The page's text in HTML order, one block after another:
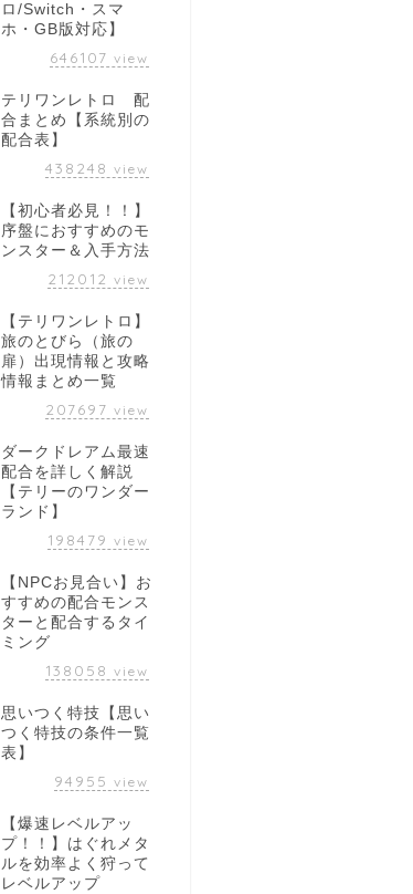
チャート【テリーのワン
ダーランドレトロ】
ロ/Switch・スマ
ホ・GB版対応】
646107 view
テリワンレトロ 配
合まとめ【系統別の
配合表】
438248 view
【初心者必見！！】
序盤におすすめのモ
ンスター＆入手方法
212012 view
【テリワンレトロ】
旅のとびら（旅の
扉）出現情報と攻略
情報まとめ一覧
207697 view
ダークドレアム最速
配合を詳しく解説
【テリーのワンダー
ランド】
198479 view
【NPCお見合い】お
すすめの配合モンス
ターと配合するタイ
ミング
138058 view
思いつく特技【思い
つく特技の条件一覧
表】
94955 view
【爆速レベルアッ
プ！！】はぐれメタ
ルを効率よく狩って
レベルアップ